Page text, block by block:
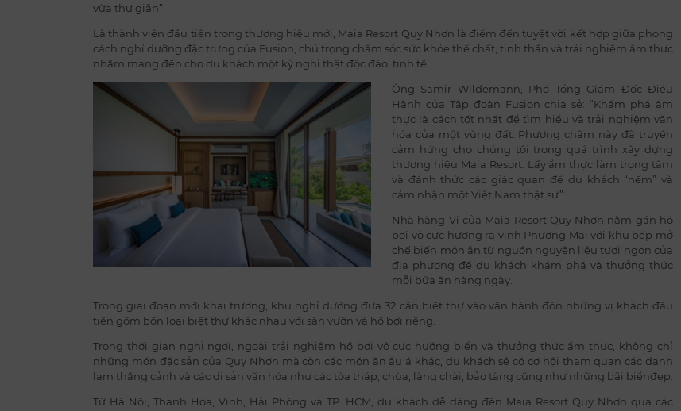
vừa thư giãn”.
Là thành viên đầu tiên trong thương hiệu mới, Maia Resort Quy Nhơn là điểm đến tuyệt vời kết hợp giữa phong
cách nghỉ dưỡng đặc trưng của Fusion, chú trọng chăm sóc sức khỏe thể chất, tinh thần và trải nghiệm ẩm thực
nhằm mang đến cho du khách một kỳ nghỉ thật độc đáo, tinh tế.
Ông Samir Wildemann, Phó Tổng Giám Đốc Điều
Hành của Tập đoàn Fusion chia sẻ: “Khám phá ẩm
thực là cách tốt nhất để tìm hiểu và trải nghiệm văn
hóa của một vùng đất. Phương châm này đã truyền
cảm hứng cho chúng tôi trong quá trình xây dựng
thương hiệu Maia Resort. Lấy ẩm thực làm trọng tâm
và đánh thức các giác quan để du khách “nếm” và
cảm nhận một Việt Nam thật sự”.
Nhà hàng Vị của Maia Resort Quy Nhơn nằm gần hồ
bơi vô cực hướng ra vịnh Phương Mai với khu bếp mở
chế biến món ăn từ nguồn nguyên liệu tươi ngon của
địa phương để du khách khám phá và thưởng thức
mỗi bữa ăn hàng ngày.
Trong giai đoạn mới khai trương, khu nghỉ dưỡng đưa 32 căn biệt thự vào vận hành đón những vị khách đầu
tiên gồm bốn loại biệt thự khác nhau với sân vườn và hồ bơi riêng.
Trong thời gian nghỉ ngơi, ngoài trải nghiệm hồ bơi vô cực hướng biển và thưởng thức ẩm thực, không chỉ
những món đặc sản của Quy Nhơn mà còn các món ăn âu á khác, du khách sẽ có cơ hội tham quan các danh
lam thắng cảnh và các di sản văn hóa như các tòa tháp, chùa, làng chài, bảo tàng cũng như những bãi biểnđẹp.
Từ Hà Nội, Thanh Hóa, Vinh, Hải Phòng và TP. HCM, du khách dễ dàng đến Maia Resort Quy Nhơn qua các